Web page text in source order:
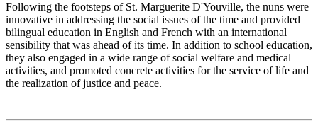
Following the footsteps of St. Marguerite D'Youville, the nuns were
innovative in addressing the social issues of the time and provided
bilingual education in English and French with an international
sensibility that was ahead of its time. In addition to school education,
they also engaged in a wide range of social welfare and medical
activities, and promoted concrete activities for the service of life and
the realization of justice and peace.